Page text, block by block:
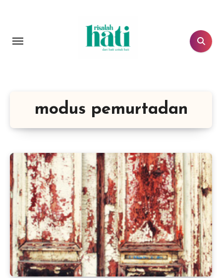
modus pemurtadan